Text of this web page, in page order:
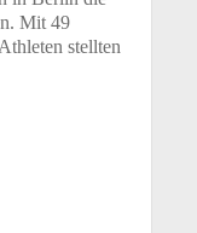
Mit 49
stellten